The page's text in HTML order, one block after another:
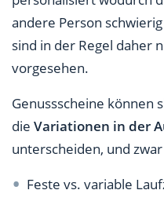
andere Person
sind in der Regel daher
vorgesehen.
Genussscheine können
die Variationen in der
unterscheiden, und
Feste vs. variable